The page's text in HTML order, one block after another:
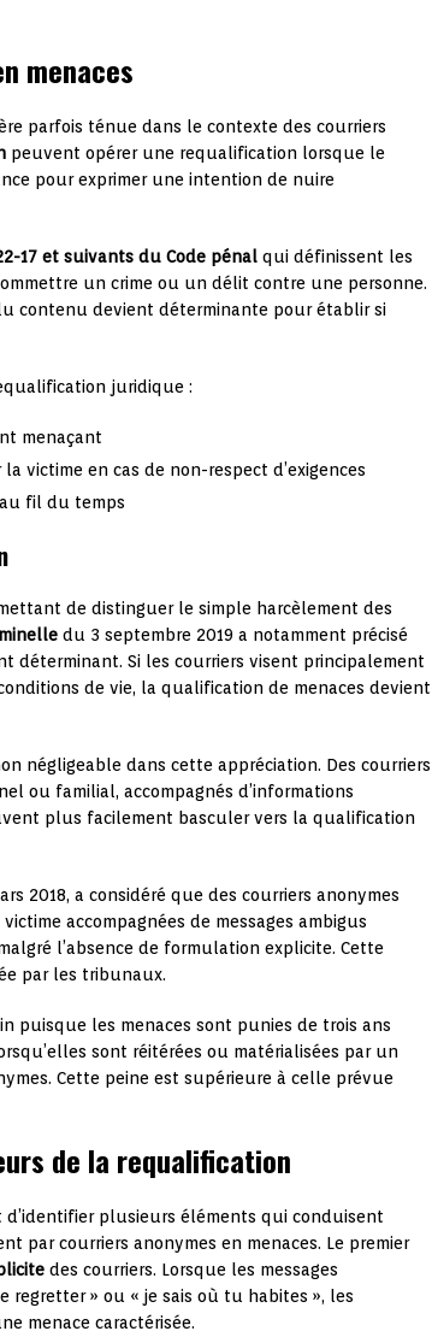
menaces
parfois ténue dans le contexte des courriers
peuvent opérer une requalification lorsque le
pour exprimer une intention de nuire
17 et suivants du Code pénal qui définissent les
un crime ou un délit contre une personne.
contenu devient déterminante pour établir si
juridique :
menaçant
victime en cas de non-respect d’exigences
au fil du temps
de distinguer le simple harcèlement des
du 3 septembre 2019 a notamment précisé
déterminant. Si les courriers visent principalement
de vie, la qualification de menaces devient
négligeable dans cette appréciation. Des courriers
ou familial, accompagnés d’informations
plus facilement basculer vers la qualification
2018, a considéré que des courriers anonymes
accompagnées de messages ambigus
l’absence de formulation explicite. Cette
par les tribunaux.
puisque les menaces sont punies de trois ans
sont réitérées ou matérialisées par un
Cette peine est supérieure à celle prévue
de la requalification
d’identifier plusieurs éléments qui conduisent
par courriers anonymes en menaces. Le premier
des courriers. Lorsque les messages
» ou « je sais où tu habites », les
menace caractérisée.